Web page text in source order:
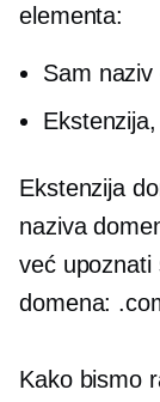
elementa:
Sam
Ekstenzija
naziva
već upoznati
domena:
Kako bismo